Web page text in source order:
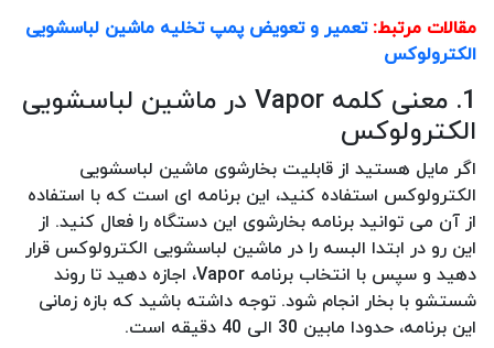
مقالات مرتبط: تعمیر و تعویض پمپ تخلیه ماشین لباسشویی
الکترولوکس
1. معنی کلمه Vapor در ماشین لباسشویی
الکترولوکس
اگر مایل هستید از قابلیت بخارشوی ماشین لباسشویی
الکترولوکس استفاده کنید، این برنامه ای است که با استفاده
از آن می توانید برنامه بخارشوی این دستگاه را فعال کنید. از
این رو در ابتدا البسه را در ماشین لباسشویی الکترولوکس قرار
دهید و سپس با انتخاب برنامه Vapor، اجازه دهید تا روند
شستشو با بخار انجام شود. توجه داشته باشید که بازه زمانی
این برنامه، حدودا مابین 30 الی 40 دقیقه است.